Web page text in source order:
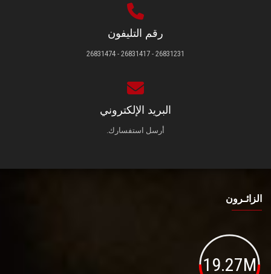
رقم التليفون
26831231 - 26831417 - 26831474
البريد الإلكتروني
أرسل استفسارك.
الزائـرون
19.27M